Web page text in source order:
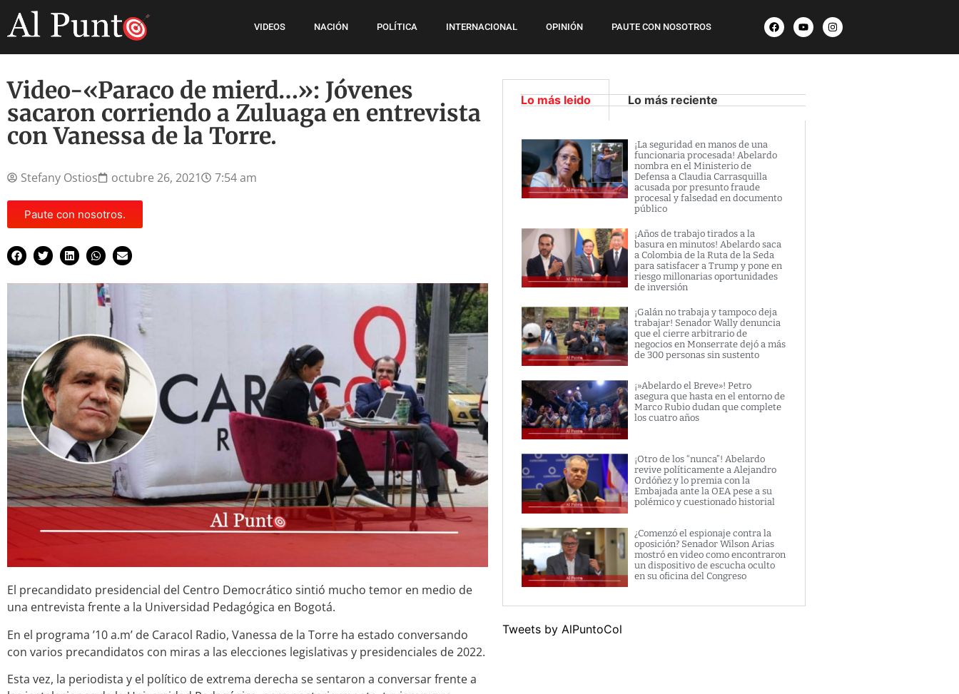
VIDEOS NACIÓN POLÍTICA INTERNACIONAL OPINIÓN PAUTE CON NOSOTROS
Video-«Paraco de mierd…»: Jóvenes
sacaron corriendo a Zuluaga en entrevista
con Vanessa de la Torre.
Stefany Ostios octubre 26, 2021 7:54 am
Paute con nosotros.
El precandidato presidencial del Centro Democrático sintió mucho temor en medio de
una entrevista frente a la Universidad Pedagógica en Bogotá.
En el programa ’10 a.m’ de Caracol Radio, Vanessa de la Torre ha estado conversando
con varios precandidatos con miras a las elecciones legislativas y presidenciales de 2022.
Esta vez, la periodista y el político de extrema derecha se sentaron a conversar frente a
Lo más leido Lo más reciente
¡La seguridad en manos de una
funcionaria procesada! Abelardo
nombra en el Ministerio de
Defensa a Claudia Carrasquilla
acusada por presunto fraude
procesal y falsedad en documento
público
¡Años de trabajo tirados a la
basura en minutos! Abelardo saca
a Colombia de la Ruta de la Seda
para satisfacer a Trump y pone en
riesgo millonarias oportunidades
de inversión
¡Galán no trabaja y tampoco deja
trabajar! Senador Wally denuncia
que el cierre arbitrario de
negocios en Monserrate dejó a más
de 300 personas sin sustento
¡»Abelardo el Breve»! Petro
asegura que hasta en el entorno de
Marco Rubio dudan que complete
los cuatro años
¡Otro de los “nunca”! Abelardo
revive políticamente a Alejandro
Ordóñez y lo premia con la
Embajada ante la OEA pese a su
polémico y cuestionado historial
¿Comenzó el espionaje contra la
oposición? Senador Wilson Arias
mostró en video como encontraron
un dispositivo de escucha oculto
en su oficina del Congreso
Tweets by AlPuntoCol